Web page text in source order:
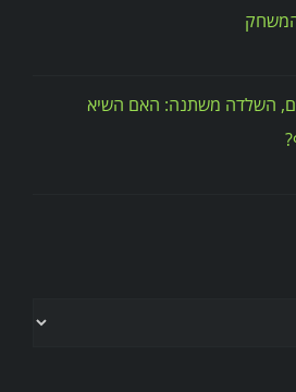
המשחק
מתקדם, השלדה משתנה: האם השיא